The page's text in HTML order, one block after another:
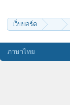
เว็บบอร์ด ...
ภาษาไทย